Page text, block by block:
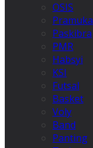
OSIS
Pramuka
Paskibra
PMR
Habsyi
KSI
Futsal
Basket
Voly
Band
Panting